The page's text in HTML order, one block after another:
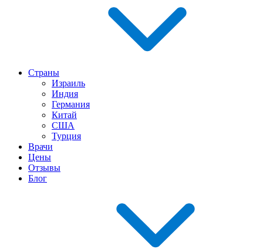
Страны
Израиль
Индия
Германия
Китай
США
Турция
Врачи
Цены
Отзывы
Блог